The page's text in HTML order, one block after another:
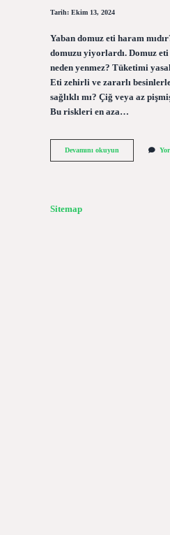
Tarih: Ekim 13, 2024
Yaban domuz eti haram
domuzu yiyorlardı. Domuz
neden yenmez? Tüketimi
Eti zehirli ve zararlı besinlerle
sağlıklı mı? Çiğ veya az
Bu riskleri en aza…
Devamını okuyun
Domuzu
Sitemap